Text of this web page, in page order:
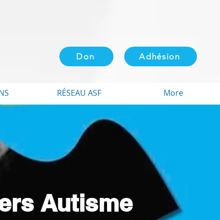
Don
RÉSEAU ASF More
Autisme
Adhésion